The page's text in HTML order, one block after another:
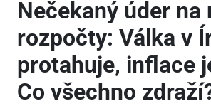
Nečekaný úder na
rozpočty: Válka v
protahuje, inflace
Co všechno